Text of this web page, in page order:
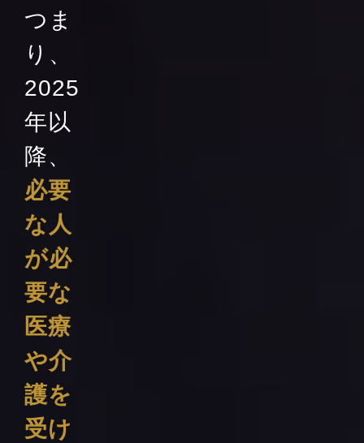
つま
り、
2025
年以
降、
必要
な人
が必
要な
医療
や介
護を
受け